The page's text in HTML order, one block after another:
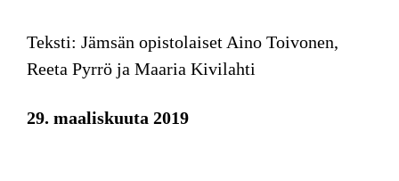
Teksti: Jämsän opistolaiset Aino Toivonen,
Reeta Pyrrö ja Maaria Kivilahti
29. maaliskuuta 2019